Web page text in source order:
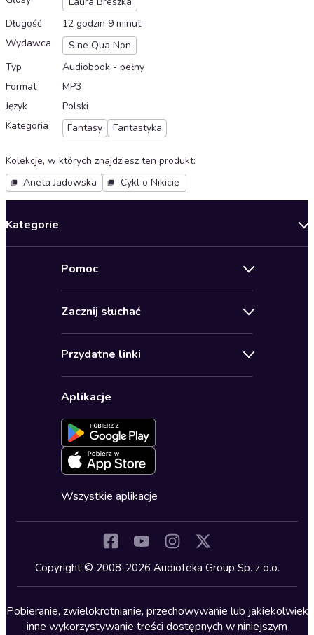
Długość
12 godzin 9 minut
Wydawca
Sine Qua Non
Typ
Audiobook - pełny
Format
MP3
Język
Polski
Kategoria
Fantasy Fantastyka
Kolekcje, w których znajdziesz ten produkt:
Aneta Jadowska
Cykl o Nikicie
Kategorie
Biznes, marketing, ekonomia
Dla młodzieży
Kryminały
Lektury szkolne
Literatura anglojęzyczna
Pomoc
Pomoc
Regulamin
Ustawienia prywatności
Formularz zgłaszania nielegalnych treści
Deklaracja dostępności
Zacznij słuchać
Karnety
Karty upominkowe
Oferta dla firm i bibliotek
Przydatne linki
Dołącz do newslettera
Blog
Zapowiedzi
Cykle audiobooków
Aplikacje
Wszystkie aplikacje
Copyright © 2008-2026 Audioteka Group Sp. z o.o.
Pobieranie, zwielokrotnianie, przechowywanie lub jakiekolwiek
inne wykorzystywanie treści dostępnych w niniejszym